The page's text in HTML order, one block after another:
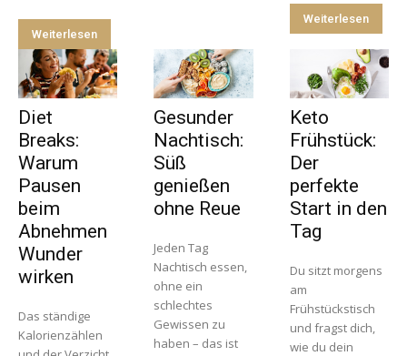
Weiterlesen
Weiterlesen
Diet
Breaks:
Warum
Pausen
beim
Abnehmen
Wunder
wirken
Das ständige
Kalorienzählen
Gesunder
Nachtisch:
Süß
genießen
ohne Reue
Jeden Tag
Nachtisch essen,
ohne ein
schlechtes
Gewissen zu
haben – das ist
Keto
Frühstück:
Der
perfekte
Start in den
Tag
Du sitzt morgens
am
Frühstückstisch
und fragst dich,
wie du dein